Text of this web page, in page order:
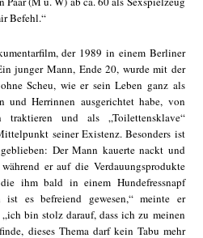
Befehl.“
der 1989 in einem Berliner
junger Mann, Ende 20, wurde mit der
Scheu, wie er sein Leben ganz als
und Herrinnen ausgerichtet habe, von
und als „Toilettensklave“
seiner Existenz. Besonders ist
Der Mann kauerte nackt und
er auf die Verdauungsprodukte
ihm bald in einem Hundefressnapf
ist es befreiend gewesen,“ meinte er
bin stolz darauf, dass ich zu meinen
dieses Thema darf kein Tabu mehr